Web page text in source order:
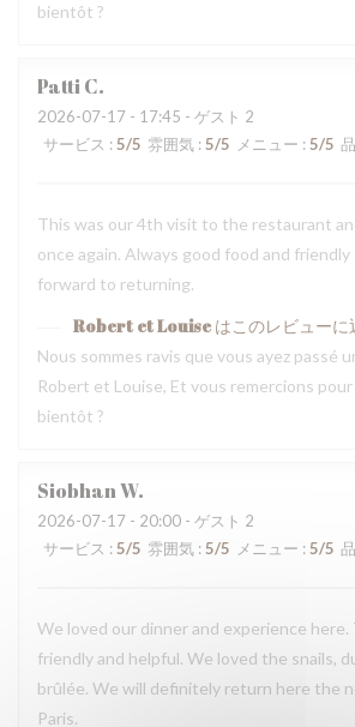
bientôt ?
PattiC
2026-07-17 - 17:45 - ゲスト 2
サービス : 5/5 雰囲気 : 5/5 メニュー : 5/5
This was our 4th visit to the restaurant
once again. Always good food and friendly
forward to returning.
Robert et Louise はこのレビューに
Nous sommes ravis que vous ayez passé
Robert et Louise, Et vous remercions
bientôt ?
SiobhanW
2026-07-17 - 20:00 - ゲスト 2
サービス : 5/5 雰囲気 : 5/5 メニュー : 5/5
We loved our dinner and experience
friendly and helpful. We loved the snails,
brûlée. We will definitely return here the
Paris.